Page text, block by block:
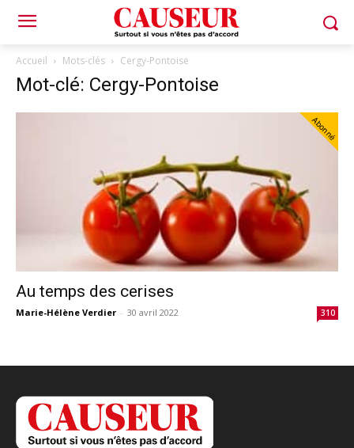
Accueil Mots-clés Cergy-Pontoise
Mot-clé: Cergy-Pontoise
Abonné
Au temps des cerises
Marie-Hélène Verdier - 30 avril 2022 310